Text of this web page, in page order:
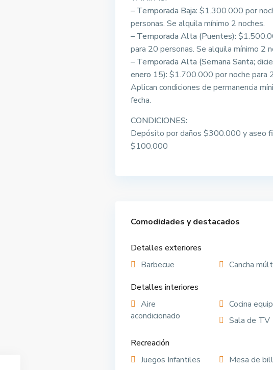
– Temporada Baja: $1.300.000 por
personas. Se alquila mínimo 2 noches.
– Temporada Alta (Puentes):
para 20 personas. Se alquila mínimo 2
– Temporada Alta (Semana Santa;
enero 15): $1.700.000 por noche para
Aplican condiciones de permanencia
fecha.
CONDICIONES:
Depósito por daños $300.000 y aseo
$100.000
Comodidades y destacados
Detalles exteriores
Barbecue
Cancha
Detalles interiores
Aire
acondicionado
Cocina
Sala de TV
Recreación
Juegos Infantiles
Mesa de